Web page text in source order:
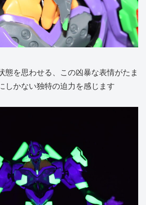
態を思わせる、この凶暴な表情がたま
しかない独特の迫力を感じます